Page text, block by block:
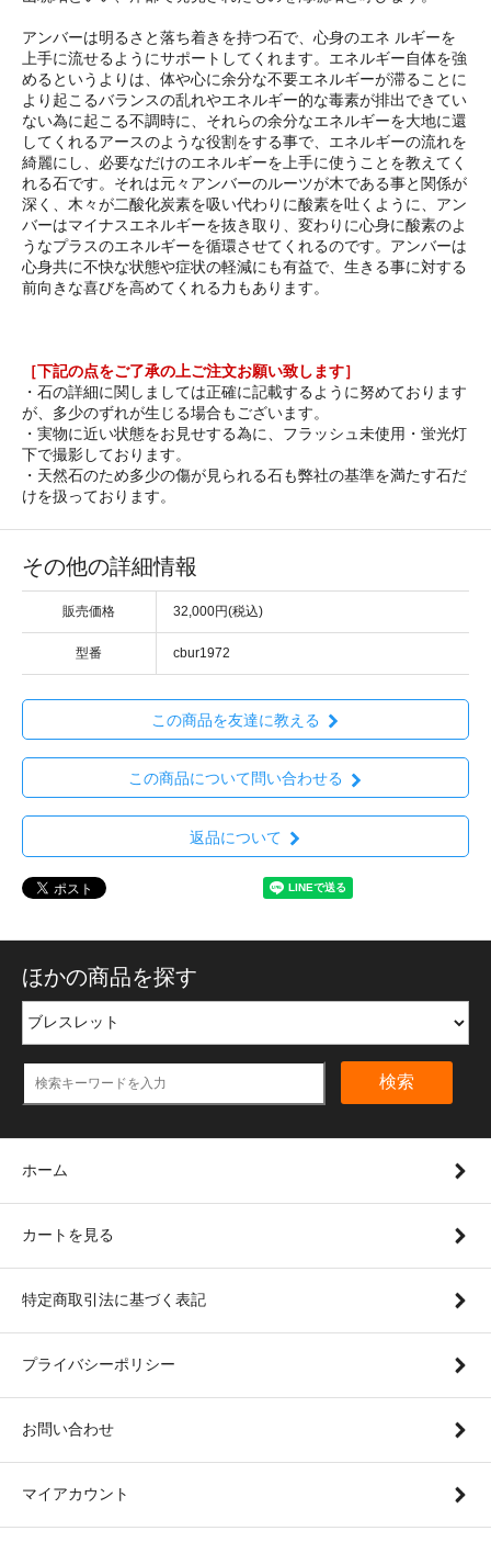
アンバーは明るさと落ち着きを持つ石で、心身のエネ ルギーを
上手に流せるようにサポートしてくれます。エネルギー自体を強
めるというよりは、体や心に余分な不要エネルギーが滞ることに
より起こるバランスの乱れやエネルギー的な毒素が排出できてい
ない為に起こる不調時に、それらの余分なエネルギーを大地に還
してくれるアースのような役割をする事で、エネルギーの流れを
綺麗にし、必要なだけのエネルギーを上手に使うことを教えてく
れる石です。それは元々アンバーのルーツが木である事と関係が
深く、木々が二酸化炭素を吸い代わりに酸素を吐くように、アン
バーはマイナスエネルギーを抜き取り、変わりに心身に酸素のよ
うなプラスのエネルギーを循環させてくれるのです。アンバーは
心身共に不快な状態や症状の軽減にも有益で、生きる事に対する
前向きな喜びを高めてくれる力もあります。
［下記の点をご了承の上ご注文お願い致します］
・石の詳細に関しましては正確に記載するように努めております
が、多少のずれが生じる場合もございます。
・実物に近い状態をお見せする為に、フラッシュ未使用・蛍光灯
下で撮影しております。
・天然石のため多少の傷が見られる石も弊社の基準を満たす石だ
けを扱っております。
その他の詳細情報
販売価格 32,000円(税込)
型番 cbur1972
この商品を友達に教える
この商品について問い合わせる
返品について
ほかの商品を探す
検索
ホーム
カートを見る
特定商取引法に基づく表記
プライバシーポリシー
お問い合わせ
マイアカウント